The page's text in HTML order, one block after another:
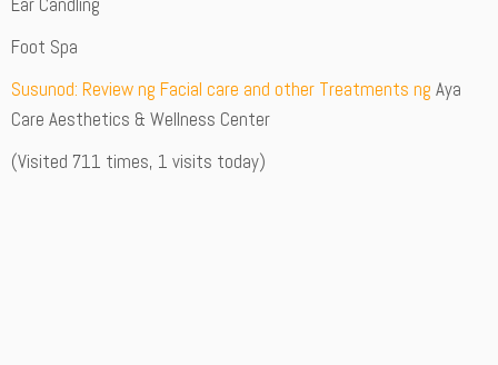
Foot Spa
Susunod: Review ng Facial care and other Treatments ng Aya
Care Aesthetics & Wellness Center
(Visited 711 times, 1 visits today)